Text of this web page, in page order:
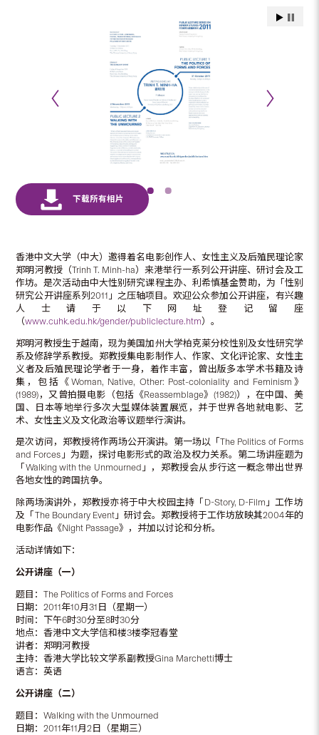
香港中文大学（中大）邀得着名电影创作人、女性主义及后殖民理论家
郑明河教授（Trinh T. Minh-ha）来港举行一系列公开讲座、研讨会及工
作坊。是次活动由中大性别研究课程主办、利希慎基金赞助，为「性别
研究公开讲座系列2011」之压轴项目。欢迎公众参加公开讲座，有兴趣
人士请于以下网址登记留座
（www.cuhk.edu.hk/gender/publiclecture.htm）。
郑明河教授生于越南，现为美国加州大学柏克莱分校性别及女性研究学
系及修辞学系教授。郑教授集电影制作人、作家、文化评论家、女性主
义者及后殖民理论学者于一身，着作丰富，曾出版多本学术书籍及诗
集，包括《Woman, Native, Other: Post-coloniality and Feminism》
(1989)，又曾拍摄电影（包括《Reassemblage》(1982)），在中国、美
国、日本等地举行多次大型媒体装置展览，并于世界各地就电影、艺
术、女性主义及文化政治等议题举行演讲。
是次访问，郑教授将作两场公开演讲。第一场以「The Politics of Forms
and Forces」为题，探讨电影形式的政治及权力关系。第二场讲座题为
「Walking with the Unmourned」，郑教授会从步行这一概念带出世界
各地女性的跨国抗争。
除两场演讲外，郑教授亦将于中大校园主持「D-Story, D-Film」工作坊
及「The Boundary Event」研讨会。郑教授将于工作坊放映其2004年的
电影作品《Night Passage》，并加以讨论和分析。
活动详情如下：
公开讲座（一）
题目：The Politics of Forms and Forces
日期：2011年10月31日（星期一）
时间：下午6时30分至8时30分
地点：香港中文大学信和楼3楼李冠春堂
讲者：郑明河教授
主持：香港大学比较文学系副教授Gina Marchetti博士
语言：英语
公开讲座（二）
题目：Walking with the Unmourned
日期：2011年11月2日（星期三）